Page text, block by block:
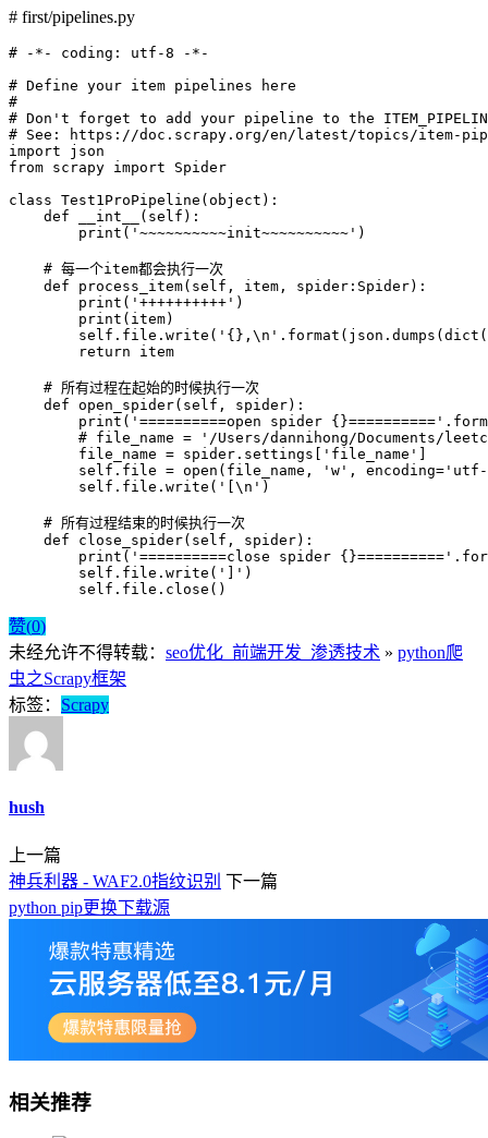
# first/pipelines.py
# -*- coding: utf-8 -*-
# Define your item pipelines here
#
# Don't forget to add your pipeline to the
# See: https://doc.scrapy.org/en/latest/topics/item-
import json
from scrapy import Spider
class Test1ProPipeline(object):
    def __int__(self):
        print('~~~~~~~~~~init~~~~~~~~~~')
    # 每一个item都会执行一次
    def process_item(self, item, spider:Spider):
        print('++++++++++')
        print(item)
        return item
    # 所有过程在起始的时候执行一次
    def open_spider(self, spider):
print('==========open spider
# file_name = '/Users/dannihong/Documents/
        file_name = spider.settings['file_name']
self.file = open(file_name, 'w',
        self.file.write('[\n')
    # 所有过程结束的时候执行一次
    def close_spider(self, spider):
print('==========close spider
        self.file.write(']')
        self.file.close()
赞(0)
未经允许不得转载： seo优化_前端开发_渗透技术 » python爬
虫之Scrapy框架
标签： Scrapy
hush
上一篇
神兵利器 - WAF2.0指纹识别 下一篇
python pip更换下载源
相关推荐